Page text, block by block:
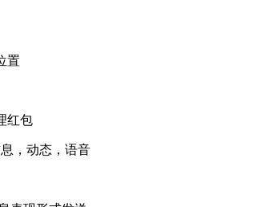
置
红包
，动态，语音